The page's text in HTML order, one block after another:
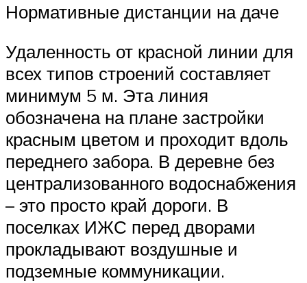
Нормативные дистанции на даче
Удаленность от красной линии для
всех типов строений составляет
минимум 5 м. Эта линия
обозначена на плане застройки
красным цветом и проходит вдоль
переднего забора. В деревне без
централизованного водоснабжения
– это просто край дороги. В
поселках ИЖС перед дворами
прокладывают воздушные и
подземные коммуникации.